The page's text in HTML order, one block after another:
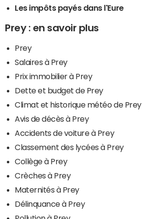
Les impôts payés dans l'Eure
Prey : en savoir plus
Prey
Salaires à Prey
Prix immobilier à Prey
Dette et budget de Prey
Climat et historique météo de Prey
Avis de décès à Prey
Accidents de voiture à Prey
Classement des lycées à Prey
Collège à Prey
Crèches à Prey
Maternités à Prey
Délinquance à Prey